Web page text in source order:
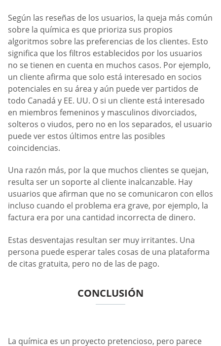
Según las reseñas de los usuarios, la queja más común
sobre la química es que prioriza sus propios
algoritmos sobre las preferencias de los clientes. Esto
significa que los filtros establecidos por los usuarios
no se tienen en cuenta en muchos casos. Por ejemplo,
un cliente afirma que solo está interesado en socios
potenciales en su área y aún puede ver partidos de
todo Canadá y EE. UU. O si un cliente está interesado
en miembros femeninos y masculinos divorciados,
solteros o viudos, pero no en los separados, el usuario
puede ver estos últimos entre las posibles
coincidencias.
Una razón más, por la que muchos clientes se quejan,
resulta ser un soporte al cliente inalcanzable. Hay
usuarios que afirman que no se comunicaron con ellos
incluso cuando el problema era grave, por ejemplo, la
factura era por una cantidad incorrecta de dinero.
Estas desventajas resultan ser muy irritantes. Una
persona puede esperar tales cosas de una plataforma
de citas gratuita, pero no de las de pago.
CONCLUSIÓN
La química es un proyecto pretencioso, pero parece